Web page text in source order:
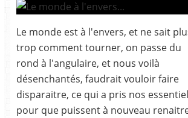
Le monde est à l'envers, et ne sait
trop comment tourner, on passe du
rond à l'angulaire, et nous voilà
désenchantés, faudrait vouloir faire
disparaitre, ce qui a pris nos
pour que puissent à nouveau